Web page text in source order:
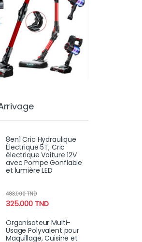
8en1 Cric Hydraulique
Électrique 5T, Cric
électrique Voiture 12V
avec Pompe Gonflable
et lumière LED
325.000 TND
483.000TND
Organisateur Multi-
Usage Polyvalent pour
Maquillage, Cuisine et